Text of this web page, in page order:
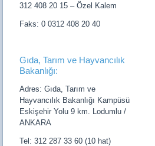
312 408 20 15 – Özel Kalem
Faks: 0 0312 408 20 40
Gıda, Tarım ve Hayvancılık
Bakanlığı:
Adres: Gıda, Tarım ve
Hayvancılık Bakanlığı Kampüsü
Eskişehir Yolu 9 km. Lodumlu /
ANKARA
Tel: 312 287 33 60 (10 hat)